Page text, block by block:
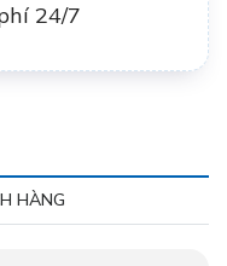
24/7
HÀNG